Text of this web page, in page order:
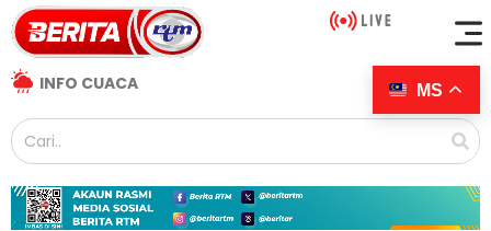
INFO CUACA MS